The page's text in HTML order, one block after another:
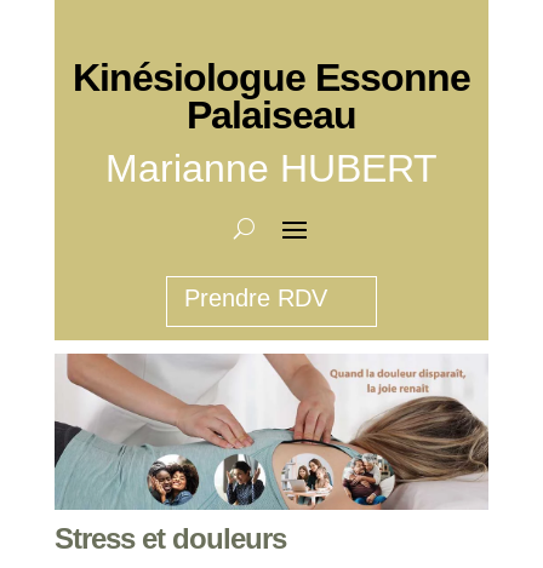
Kinésiologue Essonne
Palaiseau
Marianne HUBERT
Prendre RDV
Stress et douleurs